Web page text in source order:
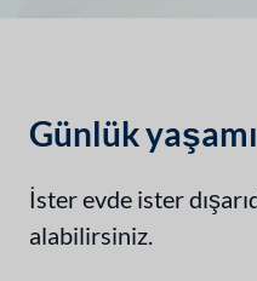
Günlük
İster evde ister
alabilirsiniz.